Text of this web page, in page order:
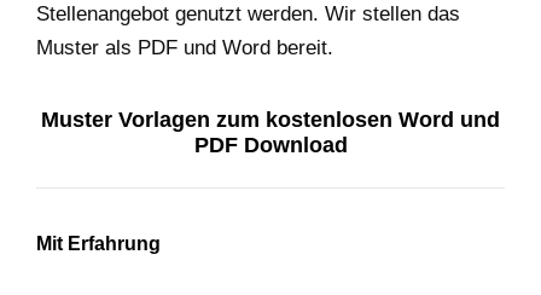
Stellenangebot genutzt werden. Wir stellen das
Muster als PDF und Word bereit.
Muster Vorlagen zum kostenlosen Word und
PDF Download
Mit Erfahrung